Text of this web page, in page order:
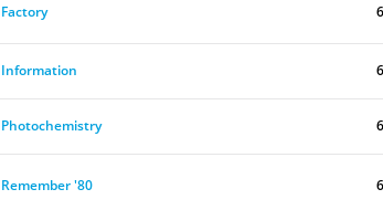
Factory
Information
Photochemistry
Remember '80